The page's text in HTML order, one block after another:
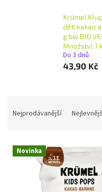
Krümel
děti kakao
g bio BIO
Množství: 1
Do 3 dnů
43,90 Kč
n
Nejprodávanější
V Novinka